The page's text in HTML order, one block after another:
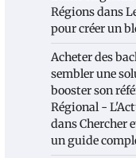
Régionsdans
pour créer un
Acheter des
sembler une
booster son
Régional -
dansChercher
un guide